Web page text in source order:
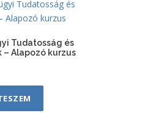
Tudatosság és
Alapozó kurzus